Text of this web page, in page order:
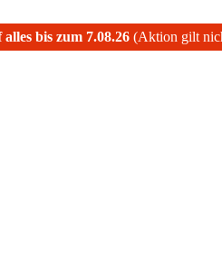
bis zum 7.08.26(Aktion gilt